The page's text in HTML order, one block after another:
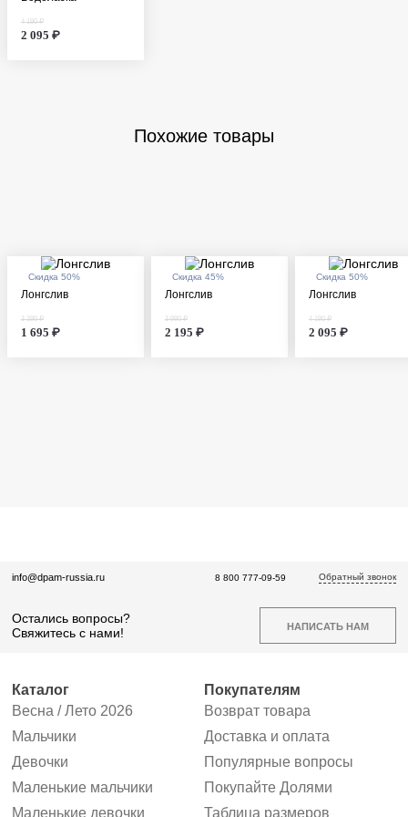
4 190 ₽
2 095 ₽
Похожие товары
Скидка 50%
Лонгслив
3 390 ₽
1 695 ₽
Скидка 45%
Лонгслив
3 990 ₽
2 195 ₽
Скидка 50%
Лонгслив
4 190 ₽
2 095 ₽
info@dpam-russia.ru
Остались вопросы?
Свяжитесь с нами!
НАПИСАТЬ НАМ
8 800 777-09-59 Обратный звонок
Каталог
Весна / Лето 2026
Мальчики
Девочки
Маленькие мальчики
Маленькие девочки
Покупателям
Возврат товара
Доставка и оплата
Популярные вопросы
Покупайте Долями
Таблица размеров